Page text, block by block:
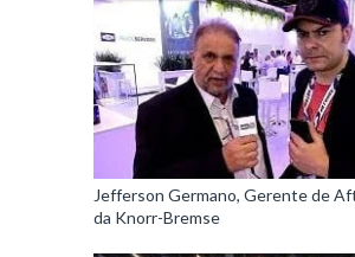
Jefferson Germano, Gerente de
da Knorr-Bremse